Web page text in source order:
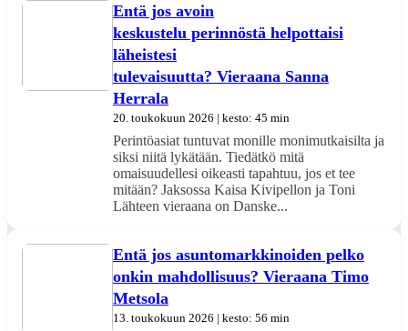
Entä jos avoin
keskustelu perinnöstä helpottaisi
läheistesi
tulevaisuutta? Vieraana Sanna
Herrala
20. toukokuun 2026 | kesto: 45 min
Perintöasiat tuntuvat monille monimutkaisilta ja
siksi niitä lykätään. Tiedätkö mitä
omaisuudellesi oikeasti tapahtuu, jos et tee
mitään? Jaksossa Kaisa Kivipellon ja Toni
Lähteen vieraana on Danske...
Entä jos asuntomarkkinoiden pelko
onkin mahdollisuus? Vieraana Timo
Metsola
13. toukokuun 2026 | kesto: 56 min